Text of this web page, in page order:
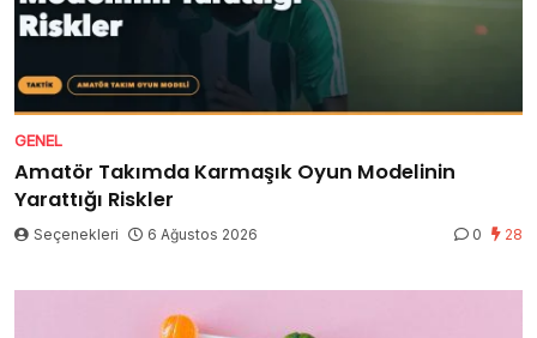
GENEL
Amatör Takımda Karmaşık Oyun Modelinin
Yarattığı Riskler
Seçenekleri 6 Ağustos 2026 0 28